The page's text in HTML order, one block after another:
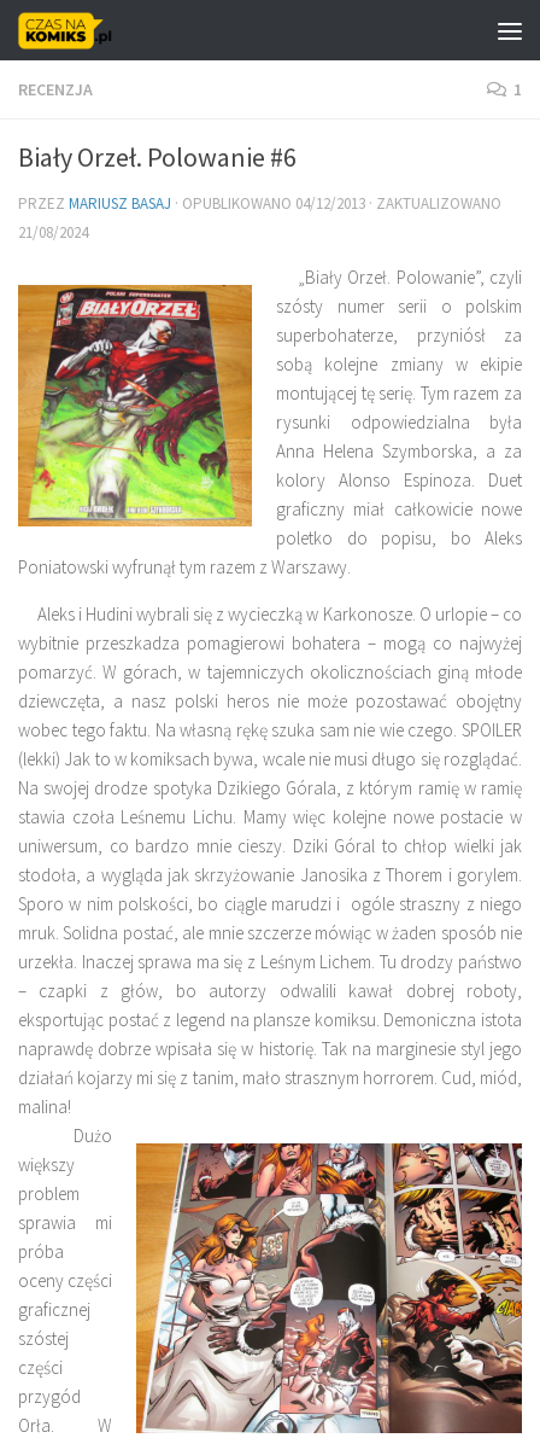
Skip to content
RECENZJA 1
Biały Orzeł. Polowanie #6
PRZEZ MARIUSZ BASAJ · OPUBLIKOWANO 04/12/2013 · ZAKTUALIZOWANO
21/08/2024
„Biały Orzeł. Polowanie”, czyli
szósty numer serii o polskim
superbohaterze, przyniósł za
sobą kolejne zmiany w ekipie
montującej tę serię. Tym razem za
rysunki odpowiedzialna była
Anna Helena Szymborska, a za
kolory Alonso Espinoza. Duet
graficzny miał całkowicie nowe
poletko do popisu, bo Aleks
Poniatowski wyfrunął tym razem z Warszawy.
Aleks i Hudini wybrali się z wycieczką w Karkonosze. O urlopie – co
wybitnie przeszkadza pomagierowi bohatera – mogą co najwyżej
pomarzyć. W górach, w tajemniczych okolicznościach giną młode
dziewczęta, a nasz polski heros nie może pozostawać obojętny
wobec tego faktu. Na własną rękę szuka sam nie wie czego. SPOILER
(lekki) Jak to w komiksach bywa, wcale nie musi długo się rozglądać.
Na swojej drodze spotyka Dzikiego Górala, z którym ramię w ramię
stawia czoła Leśnemu Lichu. Mamy więc kolejne nowe postacie w
uniwersum, co bardzo mnie cieszy. Dziki Góral to chłop wielki jak
stodoła, a wygląda jak skrzyżowanie Janosika z Thorem i gorylem.
Sporo w nim polskości, bo ciągle marudzi i ogóle straszny z niego
mruk. Solidna postać, ale mnie szczerze mówiąc w żaden sposób nie
urzekła. Inaczej sprawa ma się z Leśnym Lichem. Tu drodzy państwo
– czapki z głów, bo autorzy odwalili kawał dobrej roboty,
eksportując postać z legend na plansze komiksu. Demoniczna istota
naprawdę dobrze wpisała się w historię. Tak na marginesie styl jego
działań kojarzy mi się z tanim, mało strasznym horrorem. Cud, miód,
malina!
Dużo
większy
problem
sprawia mi
próba
oceny części
graficznej
szóstej
części
przygód
Orła. W